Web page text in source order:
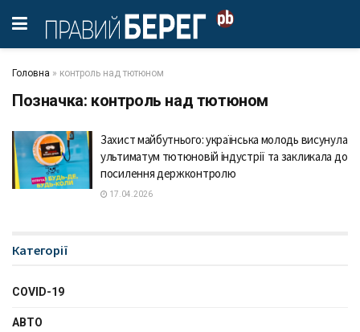
Головна » контроль над тютюном
Позначка: контроль над тютюном
Захист майбутнього: українська молодь висунула
ультиматум тютюновій індустрії та закликала до
посилення держконтролю
17.04.2026
Категорії
COVID-19
АВТО